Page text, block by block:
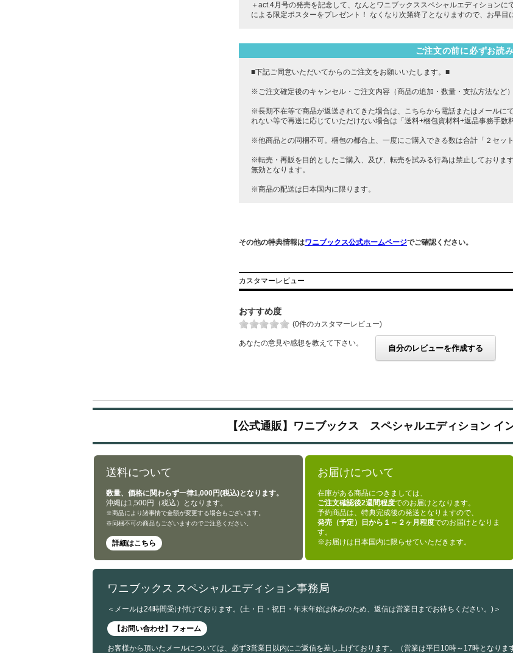
＋act.4月号の発売を記念して、なんとワニブックススペシャルエディションに
による限定ポスターをプレゼント！ なくなり次第終了となりますので、お早目
ご注文の前に必ずお読
■下記ご同意いただいてからのご注文をお願いいたします。■
※ご注文確定後のキャンセル・ご注文内容（商品の追加・数量・支払方法など
※長期不在等で商品が返送されてきた場合は、こちらから電話またはメールに
れない等で再送に応じていただけない場合は「送料+梱包資材料+返品事務手数
※他商品との同梱不可。梱包の都合上、一度にご購入できる数は合計「２セッ
※転売・再販を目的としたご購入、及び、転売を試みる行為は禁止しておりま
無効となります。
※商品の配送は日本国内に限ります。
その他の特典情報はワニブックス公式ホームページでご確認ください。
カスタマーレビュー
おすすめ度
(0件のカスタマーレビュー)
あなたの意見や感想を教えて下さい。
自分のレビューを作成する
【公式通販】ワニブックス スペシャルエディション イ
送料について
数量、価格に関わらず一律1,000円(税込)となります。
沖縄は1,500円（税込）となります。
※商品により諸事情で金額が変更する場合もございます。
※同梱不可の商品もございますのでご注意ください。
詳細はこちら
お届けについて
在庫がある商品につきましては、
ご注文確認後2週間程度でのお届けとなります。
予約商品は、特典完成後の発送となりますので、
発売（予定）日から１～２ヶ月程度でのお届けとなりま
す。
※お届けは日本国内に限らせていただきます。
ワニブックス スペシャルエディション事務局
＜メールは24時間受け付けております。(土・日・祝日・年末年始は休みのため、返信は営業日までお待ちください。)＞
【お問い合わせ】フォーム
お客様から頂いたメールについては、必ず3営業日以内にご返信を差し上げております。（営業は平日10時～17時となりま